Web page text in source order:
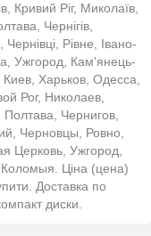
Кривий Ріг, Миколаїв,
Чернігів,
Рівне, Івано-
Ужгород, Кам'янець-
Харьков, Одесса,
Рог, Николаев,
Чернигов,
Черновцы, Ровно,
Церковь, Ужгород,
Ціна (цена)
Доставка по
диски.